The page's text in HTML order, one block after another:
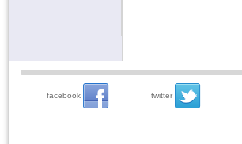
facebook twitter